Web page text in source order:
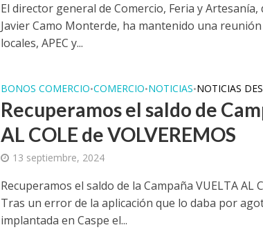
El director general de Comercio, Feria y
Javier Camo Monterde, ha mantenido una
locales, APEC y...
BONOS COMERCIO•COMERCIO•NOTICIAS•NOTICIAS
Recuperamos el saldo de
AL COLE de VOLVEREMOS
13 septiembre, 2024
Recuperamos el saldo de la Campaña VUELTA AL
Tras un error de la aplicación que lo daba por
implantada en Caspe el...